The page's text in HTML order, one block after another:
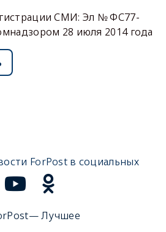
СМИ: Эл № ФС77-
28 июля 2014 года
ForPost в социальных
Лучшее